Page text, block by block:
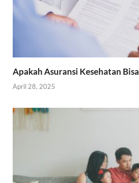
Apakah Asuransi Kesehatan
April 28, 2025